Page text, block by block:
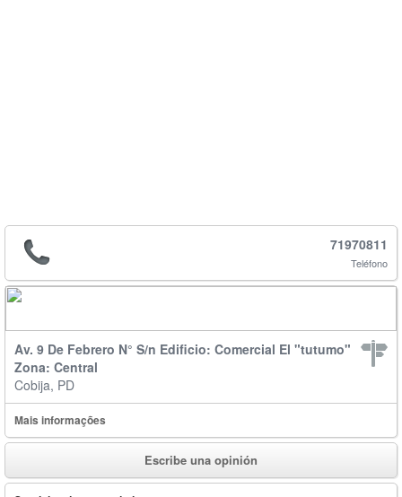
71970811
Teléfono
Av. 9 De Febrero N° S/n Edificio: Comercial El "tutumo"
Zona: Central
Cobija, PD
Mais informações
Escribe una opinión